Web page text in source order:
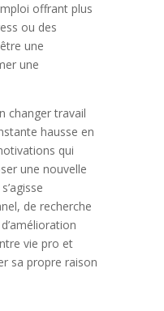
offrant plus
ou des
une
une
changer travail
hausse en
qui
une nouvelle
de recherche
vie pro et
sa propre raison